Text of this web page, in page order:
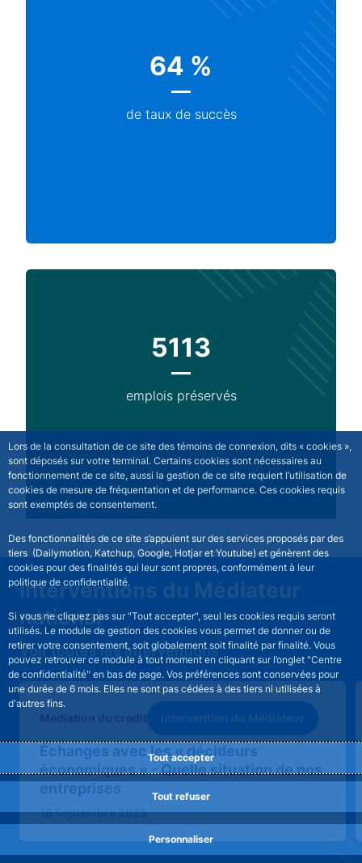
Lors de la consultation de ce site des témoins de connexion, dits « cookies »,
sont déposés sur votre terminal. Certains cookies sont nécessaires au
fonctionnement de ce site, aussi la gestion de ce site requiert l’utilisation de
cookies de mesure de fréquentation et de performance. Ces cookies requis
sont exemptés de consentement.
Des fonctionnalités de ce site s’appuient sur des services proposés par des
tiers (Dailymotion, Katchup, Google, Hotjar et Youtube) et génèrent des
cookies pour des finalités qui leur sont propres, conformément à leur
politique de confidentialité.
Si vous ne cliquez pas sur "Tout accepter", seul les cookies requis seront
utilisés. Le module de gestion des cookies vous permet de donner ou de
retirer votre consentement, soit globalement soit finalité par finalité. Vous
pouvez retrouver ce module à tout moment en cliquant sur l’onglet "Centre
de confidentialité" en bas de page. Vos préférences sont conservées pour
une durée de 6 mois. Elles ne sont pas cédées à des tiers ni utilisées à
d'autres fins.
Tout accepter
Tout refuser
Personnaliser
64 %
de taux de succès
5113
emplois préservés
Interventions du Médiateur
national
Voir toutes les interventions
Échanges avec les « décideurs
économiques » - Quelle situation de nos
entreprises
Médiation du crédit Intervention du Médiateur
16 Septembre 2025